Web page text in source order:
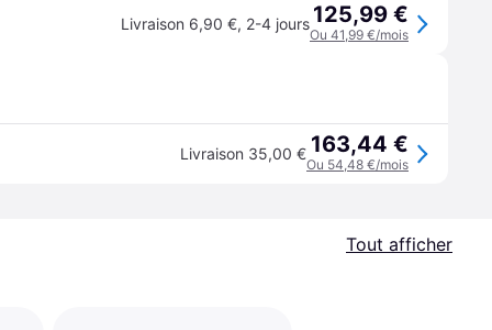
Livraison 6,90 €, 2-4 jours 125,99 €
Ou 41,99 €/mois
Livraison 35,00 € 163,44 €
Ou 54,48 €/mois
Tout afficher